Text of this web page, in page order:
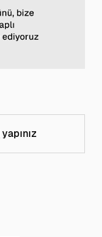
yapınız